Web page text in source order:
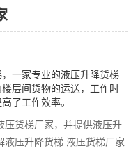
一家专业的液压升降货梯
层间货物的运送，工作时
了工作效率。
压货梯厂家，并提供液压升
压升降货梯 液压货梯厂家